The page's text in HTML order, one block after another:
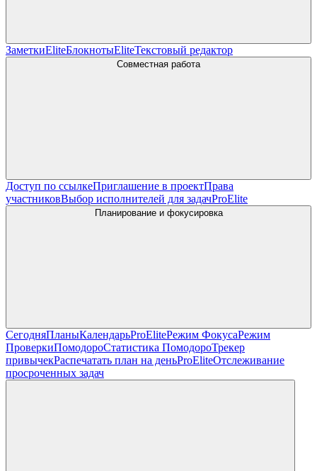
ЗаметкиEliteБлокнотыEliteТекстовый редактор
Совместная работа
Доступ по ссылкеПриглашение в проектПрава
участниковВыбор исполнителей для задачProElite
Планирование и фокусировка
СегодняПланыКалендарьProEliteРежим ФокусаРежим
ПроверкиПомодороСтатистика ПомодороТрекер
привычекРаспечатать план на деньProEliteОтслеживание
просроченных задач